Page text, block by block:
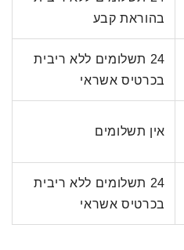
בהוראת קבע
24 תשלומים ללא ריבית
בכרטיס אשראי
אין תשלומים
24 תשלומים ללא ריבית
בכרטיס אשראי